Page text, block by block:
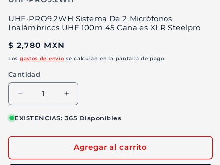
UHF-PRO9.2WH Sistema De 2 Micrófonos
Inalámbricos UHF 100m 45 Canales XLR Steelpro
Precio
habitual
$ 2,780 MXN
Los gastos de envío se calculan en la pantalla de pago.
Cantidad
Reducir
cantidad
para
PRO9.2WH
De
Aumentar
cantidad
para
PRO9.2WH
Sistema
De
EXISTENCIAS: 365 Disponibles
Agregar al carrito